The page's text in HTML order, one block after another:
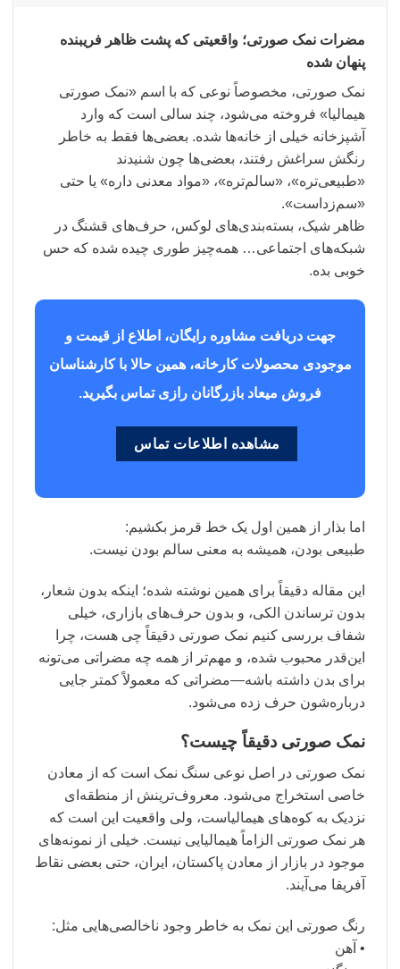
مضرات نمک صورتی؛ واقعیتی که پشت ظاهر فریبنده
پنهان شده
نمک صورتی، مخصوصاً نوعی که با اسم «نمک صورتی
هیمالیا» فروخته می‌شود، چند سالی است که وارد
آشپزخانه خیلی از خانه‌ها شده. بعضی‌ها فقط به خاطر
رنگش سراغش رفتند، بعضی‌ها چون شنیدند
«طبیعی‌تره»، «سالم‌تره»، «مواد معدنی داره» یا حتی
«سم‌زداست».
ظاهر شیک، بسته‌بندی‌های لوکس، حرف‌های قشنگ در
شبکه‌های اجتماعی… همه‌چیز طوری چیده شده که حس
خوبی بده.
جهت دریافت مشاوره رایگان، اطلاع از قیمت و
موجودی محصولات کارخانه، همین حالا با کارشناسان
فروش میعاد بازرگانان رازی تماس بگیرید.
مشاهده اطلاعات تماس
اما بذار از همین اول یک خط قرمز بکشیم:
طبیعی بودن، همیشه به معنی سالم بودن نیست.
این مقاله دقیقاً برای همین نوشته شده؛ اینکه بدون شعار،
بدون ترساندن الکی، و بدون حرف‌های بازاری، خیلی
شفاف بررسی کنیم نمک صورتی دقیقاً چی هست، چرا
این‌قدر محبوب شده، و مهم‌تر از همه چه مضراتی می‌تونه
برای بدن داشته باشه—مضراتی که معمولاً کمتر جایی
درباره‌شون حرف زده می‌شود.
نمک صورتی دقیقاً چیست؟
نمک صورتی در اصل نوعی سنگ نمک است که از معادن
خاصی استخراج می‌شود. معروف‌ترینش از منطقه‌ای
نزدیک به کوه‌های هیمالیاست، ولی واقعیت این است که
هر نمک صورتی الزاماً هیمالیایی نیست. خیلی از نمونه‌های
موجود در بازار از معادن پاکستان، ایران، حتی بعضی نقاط
آفریقا می‌آیند.
رنگ صورتی این نمک به خاطر وجود ناخالصی‌هایی مثل:
• آهن